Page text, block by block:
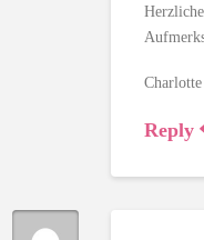
Reply